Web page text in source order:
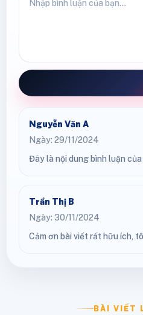
Nguyễn Văn A
Ngày: 29/11/2024
Đây là nội dung bình luận
Trần Thị B
Ngày: 30/11/2024
Cảm ơn bài viết rất hữu ích,
BÀI VIẾT